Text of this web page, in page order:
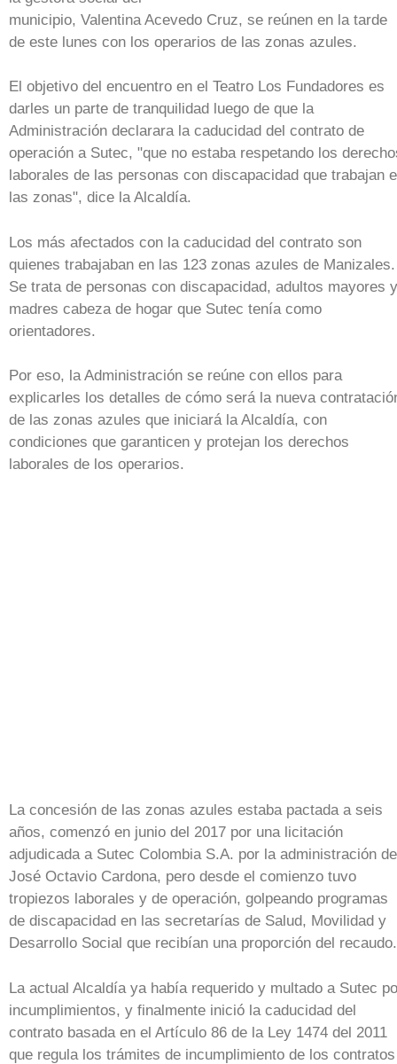
municipio, Valentina Acevedo Cruz, se reúnen en la tarde
de este lunes con los operarios de las zonas azules.
El objetivo del encuentro en el Teatro Los Fundadores es
darles un parte de tranquilidad luego de que la
Administración declarara la caducidad del contrato de
operación a Sutec, "que no estaba respetando los
laborales de las personas con discapacidad que trabajan
las zonas", dice la Alcaldía.
Los más afectados con la caducidad del contrato son
quienes trabajaban en las 123 zonas azules de Manizales.
Se trata de personas con discapacidad, adultos mayores y
madres cabeza de hogar que Sutec tenía como
orientadores.
Por eso, la Administración se reúne con ellos para
explicarles los detalles de cómo será la nueva
de las zonas azules que iniciará la Alcaldía, con
condiciones que garanticen y protejan los derechos
laborales de los operarios.
La concesión de las zonas azules estaba pactada a seis
años, comenzó en junio del 2017 por una licitación
adjudicada a Sutec Colombia S.A. por la administración de
José Octavio Cardona, pero desde el comienzo tuvo
tropiezos laborales y de operación, golpeando programas
de discapacidad en las secretarías de Salud, Movilidad y
Desarrollo Social que recibían una proporción del recaudo.
La actual Alcaldía ya había requerido y multado a Sutec
incumplimientos, y finalmente inició la caducidad del
contrato basada en el Artículo 86 de la Ley 1474 del 2011
que regula los trámites de incumplimiento de los contratos